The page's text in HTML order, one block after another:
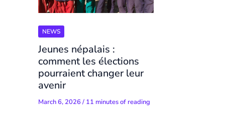
NEWS
Jeunes népalais :
comment les élections
pourraient changer leur
avenir
March 6, 2026/ 11 minutes of reading